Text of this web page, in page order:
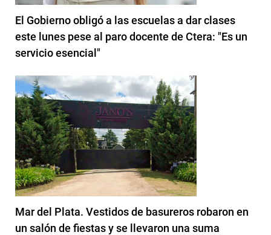
El Gobierno obligó a las escuelas a dar clases
este lunes pese al paro docente de Ctera: "Es un
servicio esencial"
Mar del Plata. Vestidos de basureros robaron en
un salón de fiestas y se llevaron una suma